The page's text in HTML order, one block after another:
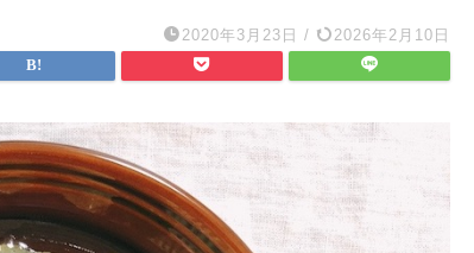
2020年3月23日 / 2026年2月10日